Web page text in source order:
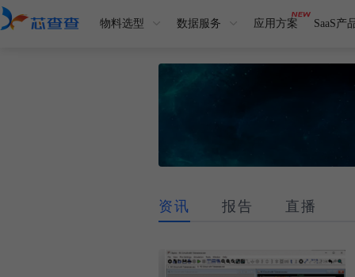
物料选型 数据服务 应用方案 SaaS产
资讯 报告 直播